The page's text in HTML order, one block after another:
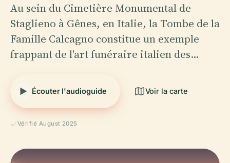
Au sein du Cimetière Monumental de
Staglieno à Gênes, en Italie, la Tombe de la
Famille Calcagno constitue un exemple
frappant de l'art funéraire italien des…
Écouter l'audioguide Voir la carte
Vérifié August 2025